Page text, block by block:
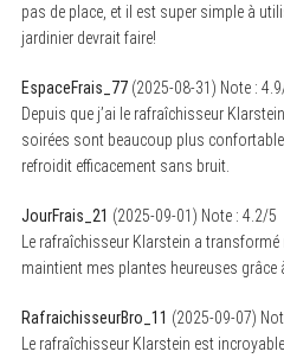
pas de place, et il est super simple à
jardinier devrait faire!
EspaceFrais_77(2025-08-31) Note : 4.9
Depuis que j’ai le rafraîchisseur
soirées sont beaucoup plus
refroidit efficacement sans bruit.
JourFrais_21 (2025-09-01) Note : 4.2/5
Le rafraîchisseur Klarstein a transformé
maintient mes plantes heureuses grâce
RafraichisseurBro_11 (2025-09-07)
Le rafraîchisseur Klarstein est